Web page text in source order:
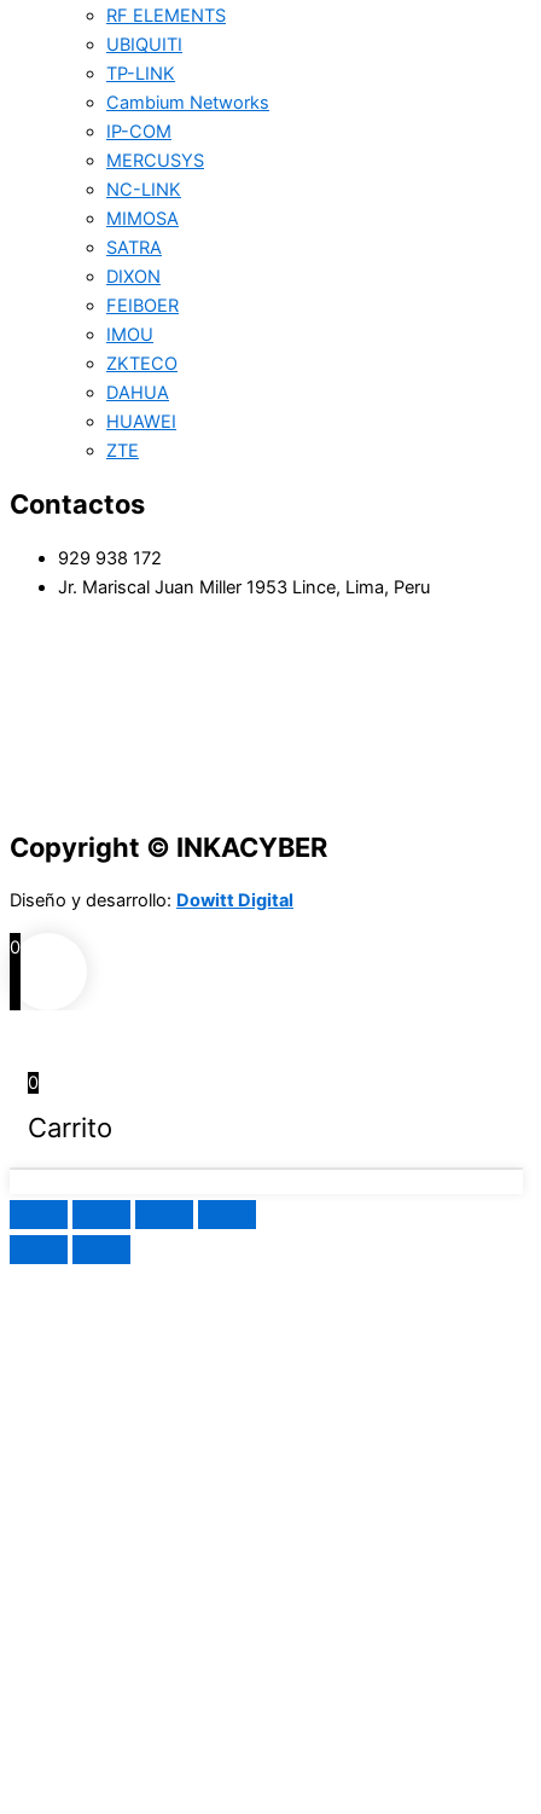
RF ELEMENTS
UBIQUITI
TP-LINK
Cambium Networks
IP-COM
MERCUSYS
NC-LINK
MIMOSA
SATRA
DIXON
FEIBOER
IMOU
ZKTECO
DAHUA
HUAWEI
ZTE
Contactos
929 938 172
Jr. Mariscal Juan Miller 1953 Lince, Lima, Peru
Copyright © INKACYBER
Diseño y desarrollo: Dowitt Digital
0
0
Carrito